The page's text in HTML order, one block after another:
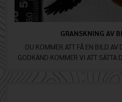
GRANSKNING AV
DU KOMMER ATT FÅ EN BILD AV
GODKÄND KOMMER VI ATT SÄTTA